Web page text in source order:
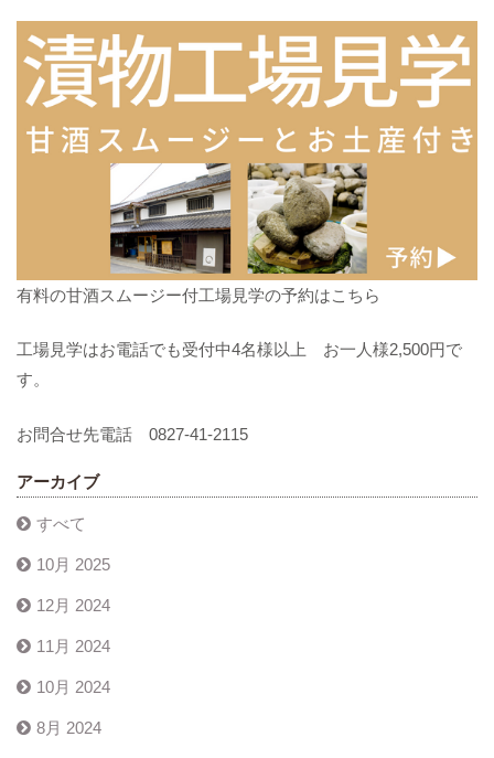
有料の甘酒スムージー付工場見学の予約はこちら
工場見学はお電話でも受付中4名様以上 お一人様2,500円で
す。
お問合せ先電話 0827-41-2115
アーカイブ
すべて
10月 2025
12月 2024
11月 2024
10月 2024
8月 2024